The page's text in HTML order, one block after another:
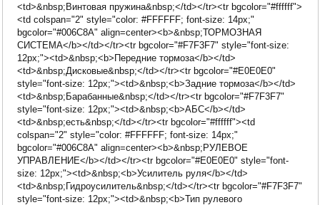
<td>&nbsp;Винтовая пружина&nbsp;</td></tr><tr bgcolor="#ffffff">
<td colspan="2" style="color: #FFFFFF; font-size: 14px;"
bgcolor="#006C8A" align=center><b>&nbsp;ТОРМОЗНАЯ
СИСТЕМА</b></td></tr><tr bgcolor="#F7F3F7" style="font-size:
12px;"><td>&nbsp;<b>Передние тормоза</b></td>
<td>&nbsp;Дисковые&nbsp;</td></tr><tr bgcolor="#E0E0E0"
style="font-size: 12px;"><td>&nbsp;<b>Задние тормоза</b></td>
<td>&nbsp;Барабанные&nbsp;</td></tr><tr bgcolor="#F7F3F7"
style="font-size: 12px;"><td>&nbsp;<b>АБС</b></td>
<td>&nbsp;есть&nbsp;</td></tr><tr bgcolor="#ffffff"><td
colspan="2" style="color: #FFFFFF; font-size: 14px;"
bgcolor="#006C8A" align=center><b>&nbsp;РУЛЕВОЕ
УПРАВЛЕНИЕ</b></td></tr><tr bgcolor="#E0E0E0" style="font-
size: 12px;"><td>&nbsp;<b>Усилитель руля</b></td>
<td>&nbsp;Гидроусилитель&nbsp;</td></tr><tr bgcolor="#F7F3F7"
style="font-size: 12px;"><td>&nbsp;<b>Тип рулевого